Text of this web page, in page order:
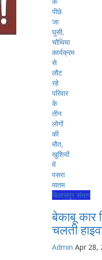
बिलासपुर संभाग
बेकाबू कार
चलती
Admin Apr 28,